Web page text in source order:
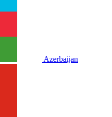
Azerbaijan